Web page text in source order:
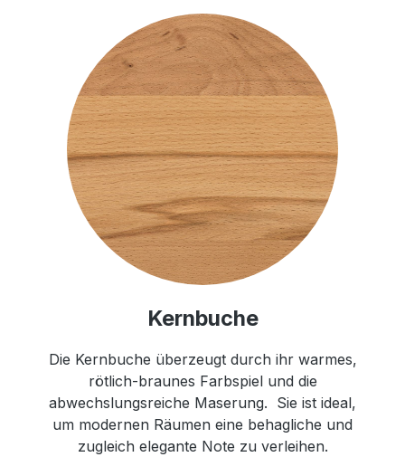
Kernbuche
Die Kernbuche überzeugt durch ihr warmes,
rötlich-braunes Farbspiel und die
abwechslungsreiche Maserung. Sie ist ideal,
um modernen Räumen eine behagliche und
zugleich elegante Note zu verleihen.